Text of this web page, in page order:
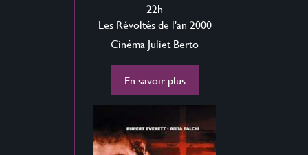
22h
Les Révoltés de l'an 2000
Cinéma Juliet Berto
En savoir plus